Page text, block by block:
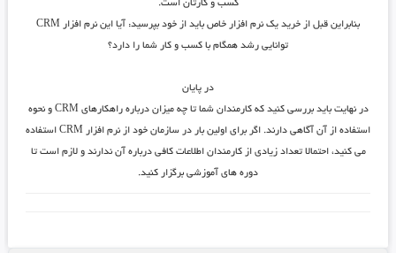
کسب و کارتان است.
بنابراین قبل از خرید یک نرم افزار خاص باید از خود بپرسید: آیا این نرم افزار CRM
توانایی رشد همگام با کسب و کار شما را دارد؟
در پایان
در نهایت باید بررسی کنید که کارمندان شما تا چه میزان درباره راهکارهای CRM و نحوه
استفاده از آن آگاهی دارند. اگر برای اولین بار در سازمان خود از نرم افزار CRM استفاده
می کنید، احتمالا تعداد زیادی از کارمندان اطلاعات کافی درباره آن ندارند و لازم است تا
دوره های آموزشی برگزار کنید.